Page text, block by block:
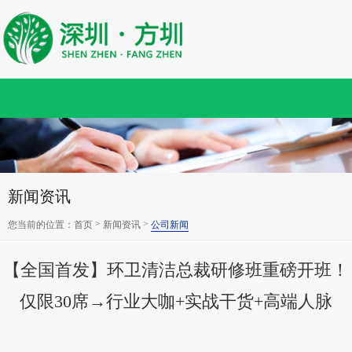
新闻资讯
您当前的位置： 首页 > 新闻资讯 > 公司新闻
【全国首发】环卫清洁总裁研修班重磅开班！
仅限30席→行业大咖+实战干货+高端人脉